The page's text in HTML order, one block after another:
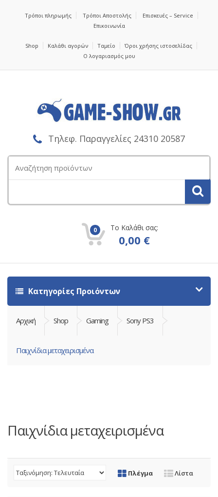
Τρόποι πληρωμής Τρόποι Αποστολής
Επισκευές – Service
Επικοινωνία
Shop Καλάθι αγορών Ταμείο
Όροι χρήσης ιστοσελίδας
Ο λογαριασμός μου
Τηλεφ. Παραγγελίες 24310 20587
για:
0 Το Καλάθι σας:
0,00 €
Κατηγορίες Προιόντων
Αρχική Shop Gaming Sony PS3
Παιχνίδια μεταχειρισμένα
Παιχνίδια μεταχειρισμένα
Πλέγμα Λίστα